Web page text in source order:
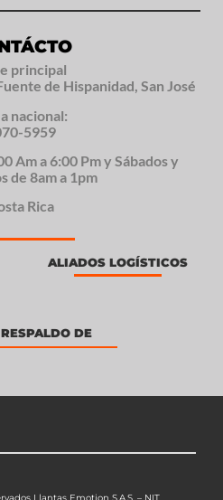
principal
de Hispanidad, San José
nacional:
5959
Am a 6:00 Pm y Sábados y
de 8am a 1pm
Rica
ALIADOS LOGÍSTICOS
DE
Llantas Emotion S.A.S. – NIT